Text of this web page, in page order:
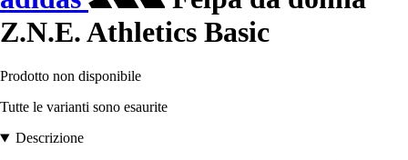
Z.N.E. Athletics Basic
Prodotto non disponibile
Tutte le varianti sono esaurite
Descrizione